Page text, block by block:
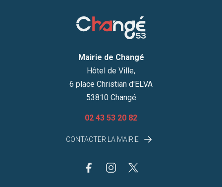
Mairie de Changé
Hôtel de Ville,
6 place Christian d'ELVA
53810 Changé
02 43 53 20 82
CONTACTER LA MAIRIE